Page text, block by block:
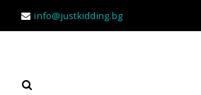
info@justkidding.bg